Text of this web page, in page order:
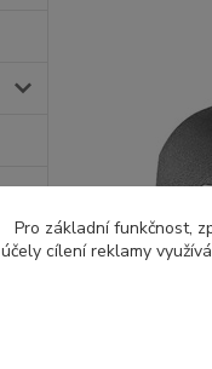
Pro základní funkčnost,
účely cílení reklamy